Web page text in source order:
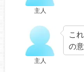
主人
主人
こ
の